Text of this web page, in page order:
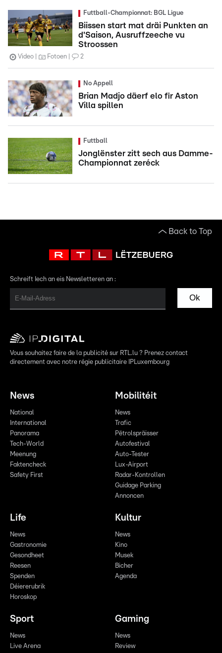
Futtball-Championnat: BGL Ligue
Biissen start mat dräi Punkten an
d'Saison, Ausruffzeeche vu
Stroossen
Video Fotoen 2
No Appell
Brian Madjo däerf elo fir Aston
Villa spillen
Futtball
Jonglënster zitt sech aus Damme-
Championnat zeréck
Back to Top
Schreift Iech an eis Newsletteren an :
Ok
Vous souhaitez faire de la publicité sur RTL.lu ? Prenez contact
directement avec notre régie publicitaire IPLuxembourg
News
National
International
Panorama
Tech-World
Meenung
Faktencheck
Safety First
Mobilitéit
News
Trafic
Pëtrolspräisser
Autofestival
Auto-Tester
Lux-Airport
Radar-Kontrollen
Guidage Parking
Annoncen
Life
News
Gastronomie
Gesondheet
Reesen
Spenden
Déiererubrik
Horoskop
Kultur
News
Kino
Musek
Bicher
Agenda
Sport
News
Live Arena
Gaming
News
Review